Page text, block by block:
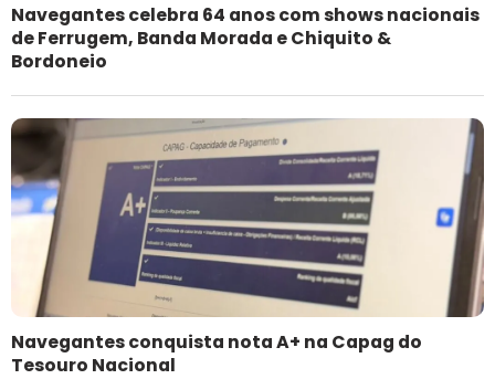
Navegantes celebra 64 anos com shows nacionais
de Ferrugem, Banda Morada e Chiquito &
Bordoneio
Navegantes conquista nota A+ na Capag do
Tesouro Nacional